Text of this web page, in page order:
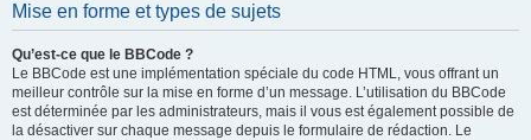
Mise en forme et types de sujets
Qu’est-ce que le BBCode ?
Le BBCode est une implémentation spéciale du code HTML, vous offrant un
meilleur contrôle sur la mise en forme d’un message. L’utilisation du BBCode
est déterminée par les administrateurs, mais il vous est également possible de
la désactiver sur chaque message depuis le formulaire de rédaction. Le